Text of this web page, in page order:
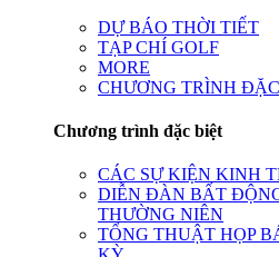
DỰ BÁO THỜI TIẾT
TẠP CHÍ GOLF
MORE
CHƯƠNG TRÌNH
Chương trình đặc biệt
CÁC SỰ KIỆN KINH
DIỄN ĐÀN BẤT
THƯỜNG NIÊN
TỔNG THUẬT HỌP